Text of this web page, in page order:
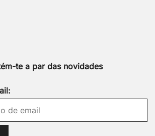
te a par das novidades